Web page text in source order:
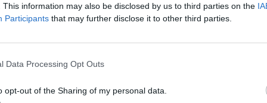
This information may also be disclosed by us to third parties on the
Participants that may further disclose it to other third parties.
Data Processing Opt Outs
opt-out of the Sharing of my personal data.
og vanskelig for tyver å komme til.
på en måte slik at snø lett kan skli av og ikke blir
skader på båt og utstyr.
få katastrofale følger og føre til at båten velter ved